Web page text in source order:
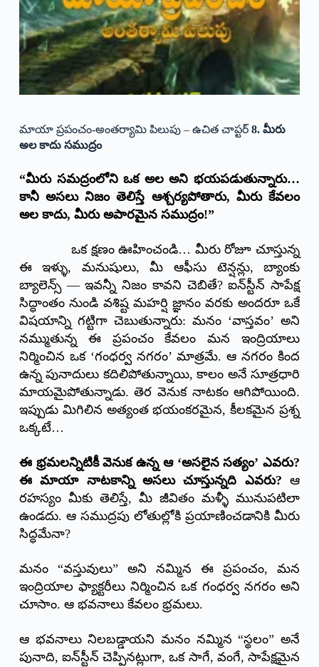
మాయా ప్రపంచం-అంతర్యామి పిలుపు – ఉచిత చాప్టర్ 8. మీరు
అల కాదు సముద్రం
“మీరు సమద్రంలోని ఒక అల అని భయపడుతున్నారు…
కానీ అసలు నిజం తెలిస్తే ఆశ్చర్యపోతారు, మీరు కేవలం
అల కాదు, మీరు అపారమైన సముద్రం!”
ఒక క్షణం ఊహించండి… మీరు రోజూ చూస్తున్న
ఈ ఇళ్ళు, మనుషులు, మీ ఆఫీసు టెన్షన్లు, బ్యాంకు
బ్యాలెన్స్ — ఇవన్నీ నిజం కావని చెబితే? ఐన్‌స్టీన్ సాపేక్ష
సిద్ధాంతం నుండి వశిష్ట మహర్షి జ్ఞానం వరకు అందరూ ఒకే
విషయాన్ని గట్టిగా చెబుతున్నారు: మనం ‘వాస్తవం’ అని
నమ్ముతున్న ఈ ప్రపంచం కేవలం మన ఇంద్రియాలు
నిర్మించిన ఒక ‘గంధర్వ నగరం’ మాత్రమే. ఆ నగరం కింద
ఉన్న పునాదులు కదిలిపోతున్నాయి, కాలం అనే సూత్రధారి
మాయమైపోతున్నాడు. తెర వెనుక నాటకం ఆగిపోయింది.
ఇప్పుడు మిగిలిన అత్యంత భయంకరమైన, కీలకమైన ప్రశ్న
ఒక్కటే…
ఈ భ్రమలన్నిటికీ వెనుక ఉన్న ఆ ‘అసలైన సత్యం’ ఎవరు?
ఈ మాయా నాటకాన్ని అసలు చూస్తున్నది ఎవరు? ఆ
రహస్యం మీకు తెలిస్తే, మీ జీవితం మళ్ళీ మునుపటిలా
ఉండదు. ఆ సముద్రపు లోతుల్లోకి ప్రయాణించడానికి మీరు
సిద్ధమేనా?
మనం “వస్తువులు” అని నమ్మిన ఈ ప్రపంచం, మన
ఇంద్రియాల ఫ్యాక్టరీలు నిర్మించిన ఒక గంధర్వ నగరం అని
చూసాం. ఆ భవనాలు కేవలం భ్రమలు.
ఆ భవనాలు నిలబడ్డాయని మనం నమ్మిన “స్థలం” అనే
పునాది, ఐన్‌స్టీన్ చెప్పినట్లుగా, ఒక సాగే, వంగే, సాపేక్షమైన